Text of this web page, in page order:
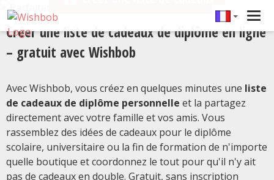
Créer une liste de cadeaux de diplôme en ligne
– gratuit avec Wishbob
Avec Wishbob, vous créez en quelques minutes une liste
de cadeaux de diplôme personnelle et la partagez
directement avec votre famille et vos amis. Vous
rassemblez des idées de cadeaux pour le diplôme
scolaire, universitaire ou la fin de formation de n'importe
quelle boutique et coordonnez le tout pour qu'il n'y ait
pas de cadeaux en double. Gratuit, sans inscription